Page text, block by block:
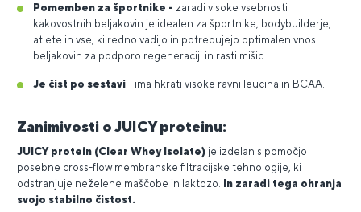
Pomemben za športnike - zaradi visoke vsebnosti
kakovostnih beljakovin je idealen za športnike, bodybuilderje,
atlete in vse, ki redno vadijo in potrebujejo optimalen vnos
beljakovin za podporo regeneraciji in rasti mišic.
Je čist po sestavi - ima hkrati visoke ravni leucina in BCAA.
Zanimivosti o JUICY proteinu:
JUICY protein (Clear Whey Isolate) je izdelan s pomočjo
posebne cross-flow membranske filtracijske tehnologije, ki
odstranjuje neželene maščobe in laktozo. In zaradi tega ohranja
svojo stabilno čistost.